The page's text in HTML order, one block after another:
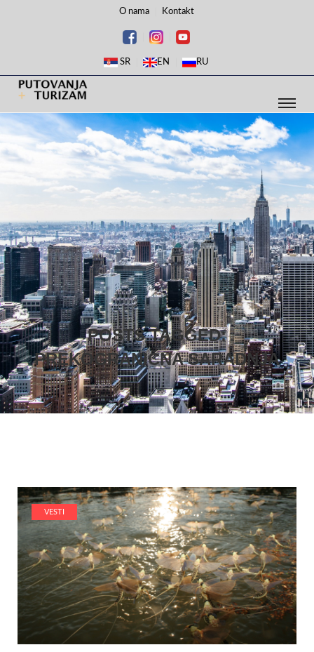
O nama Kontakt
SR EN RU
POSTS TAGGED:
PREKOGRANIČNA SARADNJA
VESTI